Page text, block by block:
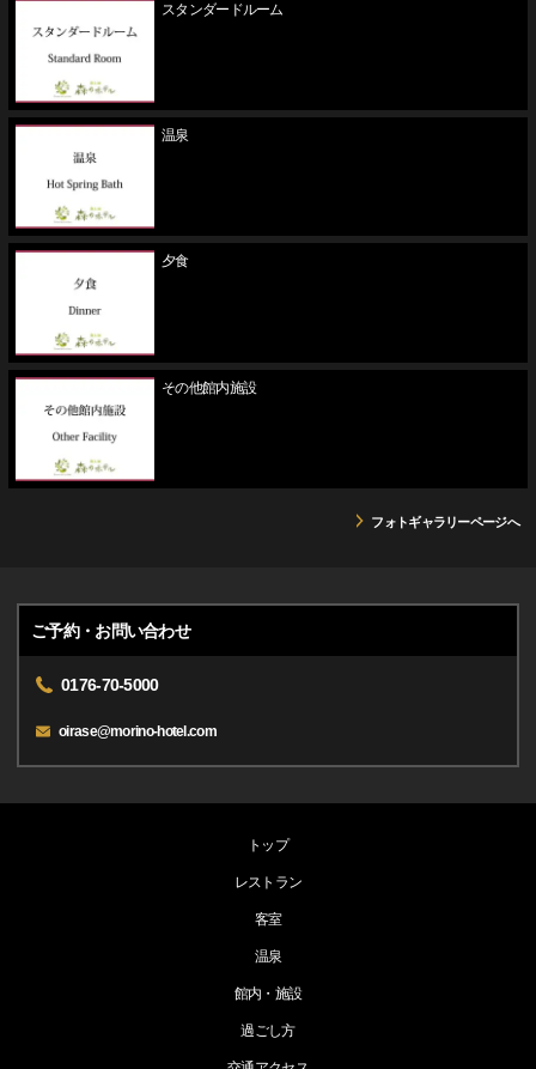
スタンダードルーム
温泉
夕食
その他館内施設
フォトギャラリーページへ
ご予約・お問い合わせ
0176-70-5000
oirase@morino-hotel.com
トップ
レストラン
客室
温泉
館内・施設
過ごし方